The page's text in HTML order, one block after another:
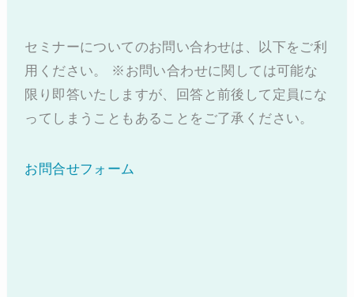
セミナーについてのお問い合わせは、以下をご利
用ください。 ※お問い合わせに関しては可能な
限り即答いたしますが、回答と前後して定員にな
ってしまうこともあることをご了承ください。
お問合せフォーム